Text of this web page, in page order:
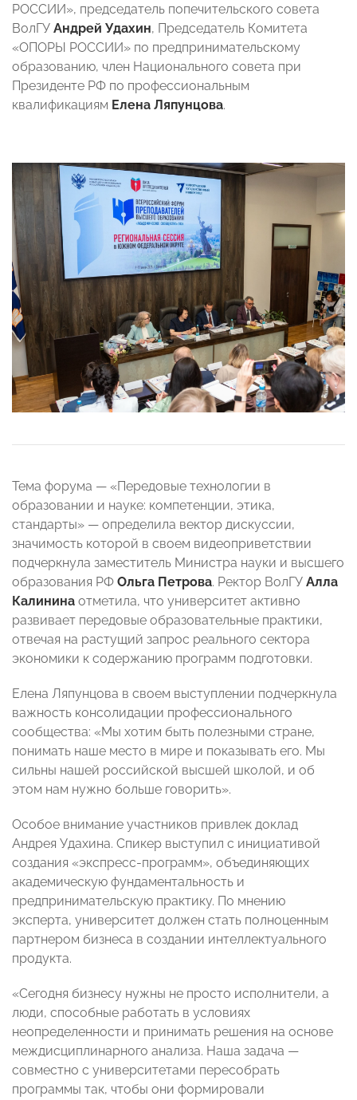
РОССИИ», председатель попечительского совета
ВолГУ Андрей Удахин, Председатель Комитета
«ОПОРЫ РОССИИ» по предпринимательскому
образованию, член Национального совета при
Президенте РФ по профессиональным
квалификациям Елена Ляпунцова.
Тема форума — «Передовые технологии в
образовании и науке: компетенции, этика,
стандарты» — определила вектор дискуссии,
значимость которой в своем видеоприветствии
подчеркнула заместитель Министра науки и высшего
образования РФ Ольга Петрова. Ректор ВолГУ Алла
Калинина отметила, что университет активно
развивает передовые образовательные практики,
отвечая на растущий запрос реального сектора
экономики к содержанию программ подготовки.
Елена Ляпунцова в своем выступлении подчеркнула
важность консолидации профессионального
сообщества: «Мы хотим быть полезными стране,
понимать наше место в мире и показывать его. Мы
сильны нашей российской высшей школой, и об
этом нам нужно больше говорить».
Особое внимание участников привлек доклад
Андрея Удахина. Спикер выступил с инициативой
создания «экспресс-программ», объединяющих
академическую фундаментальность и
предпринимательскую практику. По мнению
эксперта, университет должен стать полноценным
партнером бизнеса в создании интеллектуального
продукта.
«Сегодня бизнесу нужны не просто исполнители, а
люди, способные работать в условиях
неопределенности и принимать решения на основе
междисциплинарного анализа. Наша задача —
совместно с университетами пересобрать
программы так, чтобы они формировали